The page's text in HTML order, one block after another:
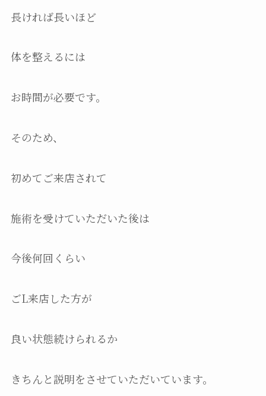
長ければ長いほど
体を整えるには
お時間が必要です。
そのため、
初めてご来店されて
施術を受けていただいた後は
今後何回くらい
ごL来店した方が
良い状態続けられるか
きちんと説明をさせていただいています。